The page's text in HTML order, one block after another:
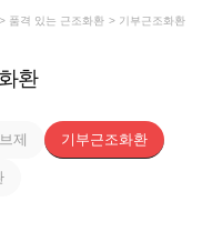
품격 있는 근조화환 기부근조화환
환
제 기부근조화환